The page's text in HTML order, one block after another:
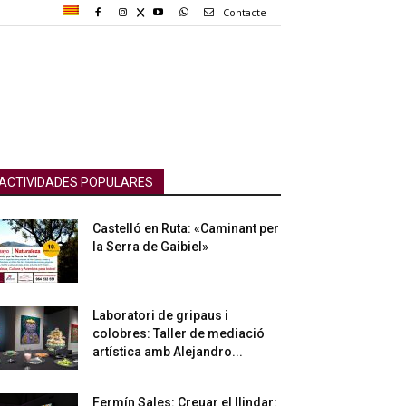
Contacte
POPULARES
Castelló en Ruta: «Caminant per
la Serra de Gaibiel»
Laboratori de gripaus i
colobres: Taller de mediació
artística amb Alejandro...
Fermín Sales: Creuar el llindar: